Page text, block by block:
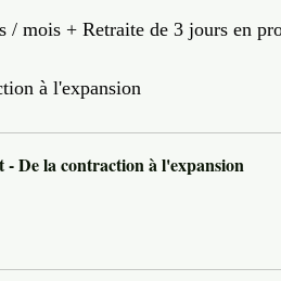
/ mois + Retraite de 3 jours en
à l'expansion
De la contraction à l'expansion